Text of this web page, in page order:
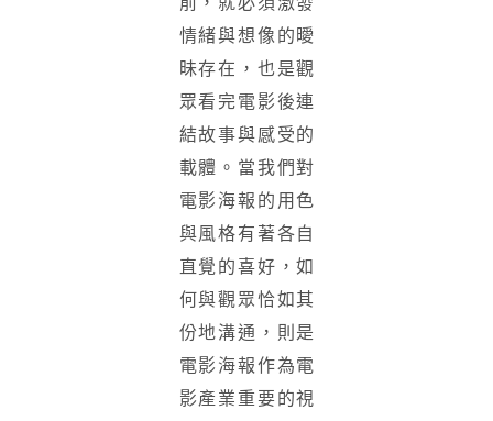
情緒與想像的曖
昧存在，也是觀
眾看完電影後連
結故事與感受的
載體。當我們對
電影海報的用色
與風格有著各自
直覺的喜好，如
何與觀眾恰如其
份地溝通，則是
電影海報作為電
影產業重要的視